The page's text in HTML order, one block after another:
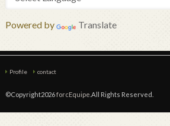
Powered by Translate
Profile contact
©Copyright2026forcEquipe .All Rights Reserved.